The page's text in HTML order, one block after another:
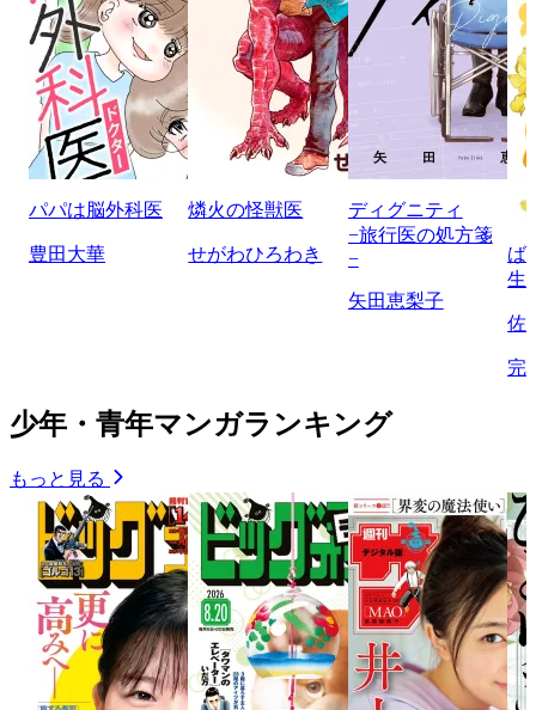
パパは脳外科医
豊田大華
燐火の怪獣医
せがわひろわき
ディグニティ
−旅行医の処方箋
−
矢田恵梨子
ば
生
佐
完
少年・青年マンガランキング
もっと見る